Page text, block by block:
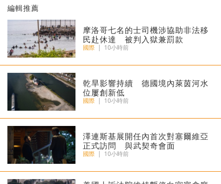
編輯推薦
摩洛哥七名的士司機涉協助非法移
民赴休達 被判入獄兼罰款
國際 | 10小時前
乾旱影響持續 德國境內萊茵河水
位屢創新低
國際 | 10小時前
澤連斯基展開任內首次對塞爾維亞
正式訪問 與武契奇會面
國際 | 10小時前